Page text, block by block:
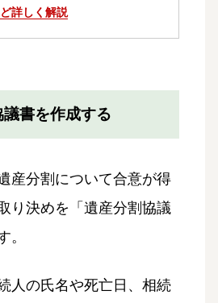
詳しく解説
書を作成する
産分割について合意が得
り決めを「遺産分割協議
。
人の氏名や死亡日、相続